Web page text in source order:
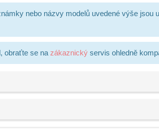
nebo názvy modelů uvedené výše jsou
obraťte se na zákaznický servis ohledně